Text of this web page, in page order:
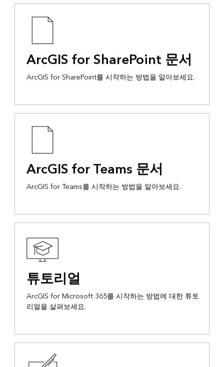
ArcGIS for SharePoint 문서
ArcGIS for SharePoint를 시작하는 방법을 알아보세요.
ArcGIS for Teams 문서
ArcGIS for Teams를 시작하는 방법을 알아보세요.
튜토리얼
ArcGIS for Microsoft 365를 시작하는 방법에 대한 튜토
리얼을 살펴보세요.